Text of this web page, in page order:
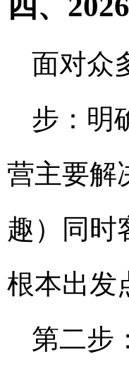
面对众
步：明
营主要解
趣）同时
根本出发
第二步